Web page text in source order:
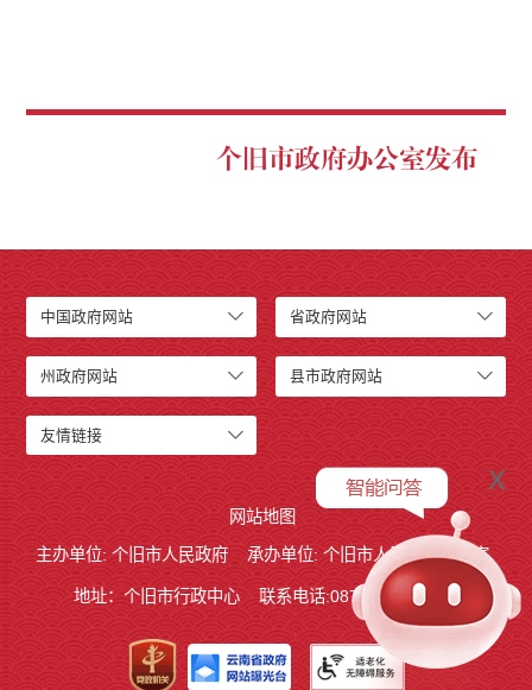
个旧市政府办公室发布
中国政府网站 省政府网站
州政府网站 县市政府网站
友情链接
网站地图
主办单位: 个旧市人民政府
承办单位: 个旧市人民政府办公室
地址：个旧市行政中心 联系电话:0873－2123215
x